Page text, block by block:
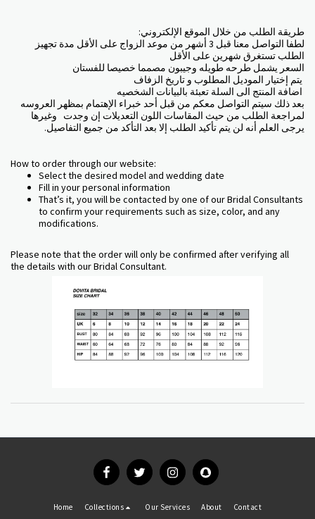
:طريقة الطلب من خلال الموقع الإلكتروني
لطفا التواصل معنا قبل 3 أشهر من موعد الزواج على الأقل مدة تجهيز
الطلب تستغرق شهرين على الأقل
السعر يشمل طرحه طويله وجيبون مصمما خصيصا للفستان
بعد ذلك سيتم التواصل معكم من قبل أحد خبراء الإهتمام بمظهر العروسه
لمراجعة الطلب من حيث المقاسات اللون التعديلات إن وجدت وغيرها
.يرجى العلم أنه لن يتم تأكيد الطلب إلا بعد التأكد من جميع التفاصيل
How to order through our website:
Select the desired model and wedding date
Fill in your personal information
That’s it, you will be contacted by one of our Bridal Consultants
to confirm your requirements such as size, color, and any
modifications.
Please note that the order will only be confirmed after verifying all
the details with our Bridal Consultant.
Home Collections Our Services About Contact